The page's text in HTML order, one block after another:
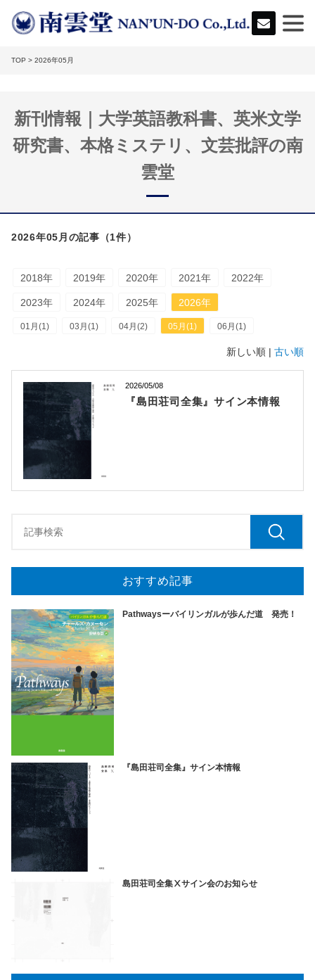
TOP > 2026年05月
新刊情報｜大学英語教科書、英米文学
研究書、本格ミステリ、文芸批評の南
雲堂
2026年05月の記事（1件）
2018年 2019年 2020年 2021年 2022年
2023年 2024年 2025年 2026年
01月(1) 03月(1) 04月(2) 05月(1) 06月(1)
新しい順 | 古い順
2026/05/08
『島田荘司全集』サイン本情報
おすすめ記事
Pathwaysーバイリンガルが歩んだ道 発売！
『島田荘司全集』サイン本情報
島田荘司全集Ⅹサイン会のお知らせ